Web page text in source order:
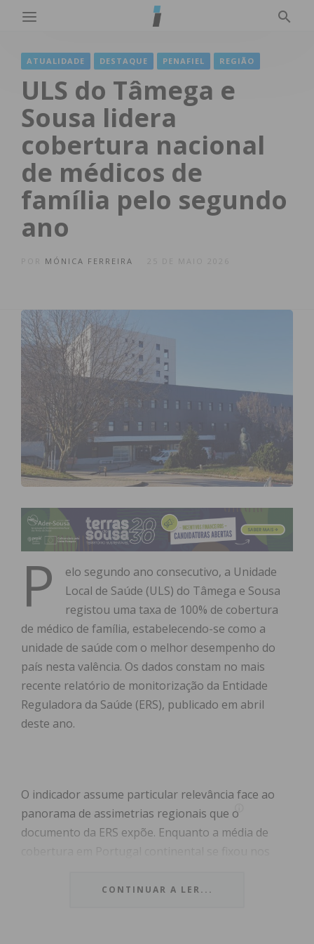
ATUALIDADE DESTAQUE PENAFIEL REGIÃO
ULS do Tâmega e
Sousa lidera
cobertura nacional
de médicos de
família pelo segundo
ano
MÓNICA FERREIRA 25 DE MAIO 2026
P
elo segundo ano consecutivo, a Unidade
Local de Saúde (ULS) do Tâmega e Sousa
registou uma taxa de 100% de cobertura
de médico de família, estabelecendo-se como a
unidade de saúde com o melhor desempenho do
país nesta valência. Os dados constam no mais
recente relatório de monitorização da Entidade
Reguladora da Saúde (ERS), publicado em abril
deste ano.
O indicador assume particular relevância face ao
panorama de assimetrias regionais que o
documento da ERS expõe. Enquanto a média de
Oeste ou o Estuário do Tejo registaram apenas
CONTINUAR A LER...